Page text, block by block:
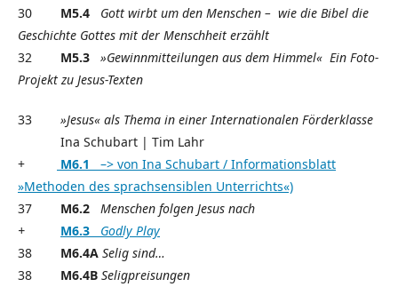
30 M5.4
Gott wirbt um den Menschen – wie die Bibel die
Geschichte Gottes mit der Menschheit erzählt
32 M5.3 »Gewinnmitteilungen aus dem Himmel« Ein Foto-
Projekt zu Jesus-Texten
33 »Jesus« als Thema in einer Internationalen Förderklasse
Ina Schubart | Tim Lahr
+
M6.1
–> von Ina Schubart / Informationsblatt
»Methoden des sprachsensiblen Unterrichts«)
37 M6.2
Menschen folgen Jesus nach
+ M6.3 Godly Play
38 M6.4A Selig sind…
38 M6.4B Seligpreisungen